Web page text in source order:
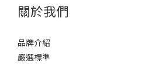
關於我們
品牌介紹
嚴選標準